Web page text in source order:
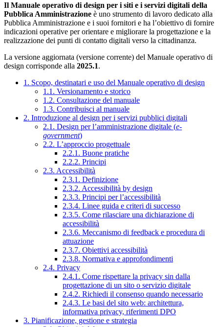
Il Manuale operativo di design per i siti e i servizi digitali della
Pubblica Amministrazione è uno strumento di lavoro dedicato alla
Pubblica Amministrazione e i suoi fornitori e ha l’obiettivo di fornire
indicazioni operative per orientare e migliorare la progettazione e la
realizzazione dei punti di contatto digitali verso la cittadinanza.
La versione aggiornata (versione corrente) del Manuale operativo di
design corrisponde alla 2025.1.
1. Scopo, destinatari e uso del Manuale operativo di design
1.1. Versionamento e storico
1.2. Consultazione del manuale
1.3. Contribuisci al manuale
2. Introduzione al design per i servizi pubblici digitali
2.1. Design per l’amministrazione digitale (e-
government)
2.2. L’approccio progettuale
2.2.1. Buone pratiche
2.2.2. Principi
2.3. Accessibilità
2.3.1. Definizione
2.3.2. Accessibilità by design
2.3.3. Principi per l’accessibilità
2.3.4. Linee guida e criteri di successo
2.3.5. Come rilasciare una dichiarazione di
accessibilità
2.3.6. Meccanismo di feedback e procedura di
attuazione
2.3.7. Obiettivi accessibilità
2.3.8. Normativa e approfondimenti
2.4. Privacy
2.4.1. Come rispettare la privacy sin dalla
progettazione di un sito o servizio digitale
2.4.2. Richiedi il consenso quando necessario
2.4.3. Le basi del sito web: architettura,
informativa privacy, riferimenti DPO
3. Pianificazione, gestione e strategia